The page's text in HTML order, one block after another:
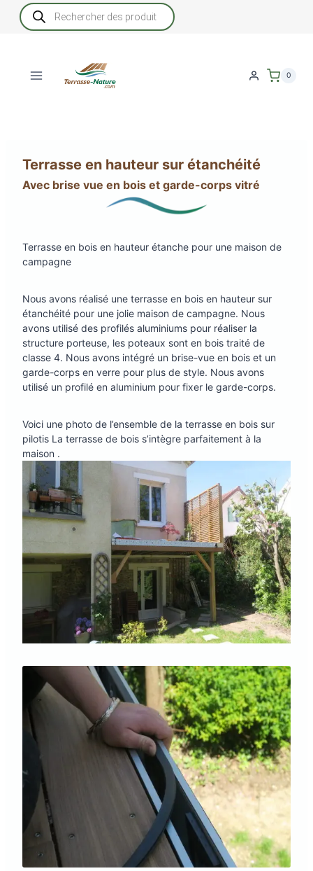
Recherche
de
produits
0
Terrasse en hauteur sur étanchéité
Avec brise vue en bois et garde-corps vitré
Terrasse en bois en hauteur étanche pour une maison de
campagne
Nous avons réalisé une terrasse en bois en hauteur sur
étanchéité pour une jolie maison de campagne. Nous
avons utilisé des profilés aluminiums pour réaliser la
structure porteuse, les poteaux sont en bois traité de
classe 4. Nous avons intégré un brise-vue en bois et un
garde-corps en verre pour plus de style. Nous avons
utilisé un profilé en aluminium pour fixer le garde-corps.
Voici une photo de l’ensemble de la terrasse en bois sur
pilotis La terrasse de bois s’intègre parfaitement à la
maison .